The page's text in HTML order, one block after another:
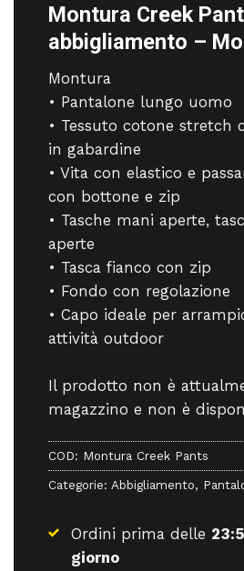
Montura Creek
abbigliamento –
Montura
• Pantalone lungo uomo
• Tessuto cotone stretch
in gabardine
• Vita con elastico e
con bottone e zip
• Tasche mani aperte,
aperte
• Tasca fianco con zip
• Fondo con regolazione
• Capo ideale per
attività outdoor
Il prodotto non è
magazzino e non è
COD: Montura Creek Pants
Categorie: Abbigliamento,
Ordini prima delle
giorno